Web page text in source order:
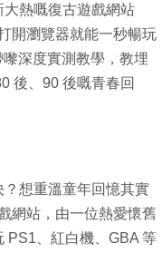
熱嘅復古遊戲網站
開瀏覽器就能一秒暢玩
深度實測教學，教埋
後、90 後嘅青春回
想重溫童年回憶其實
網站，由一位熱愛懷舊
PS1、紅白機、GBA 等